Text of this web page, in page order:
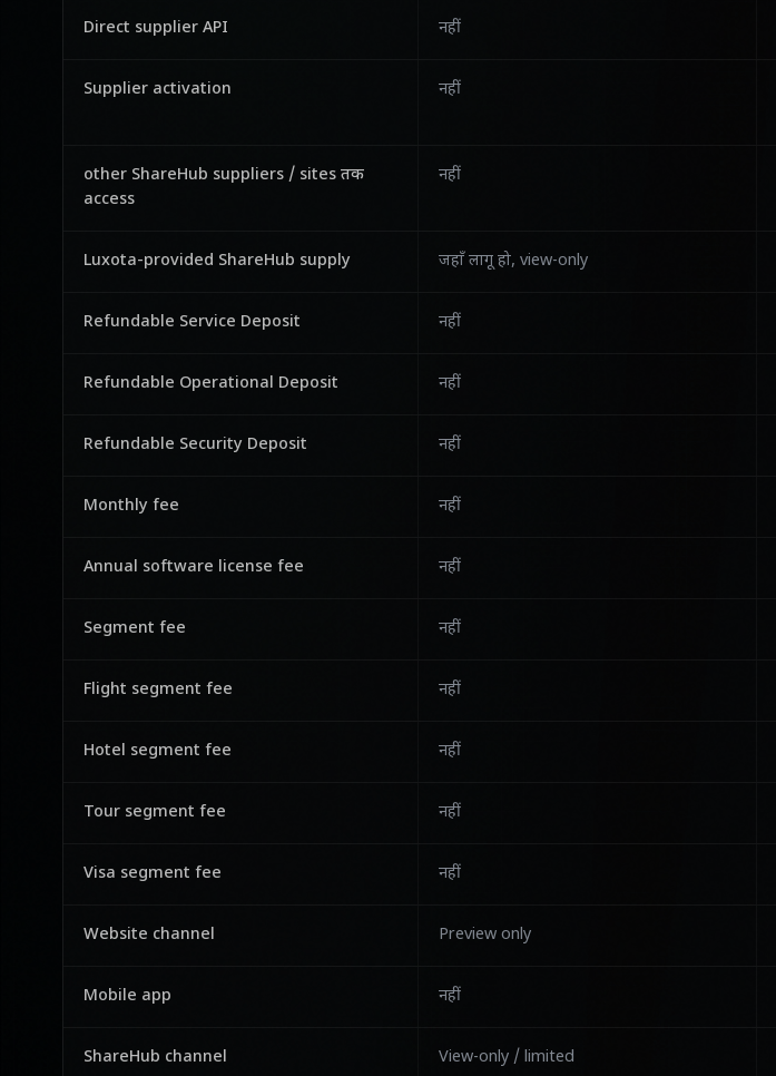
Direct supplier API नहीं
Supplier activation नहीं
other ShareHub suppliers / sites तक
access
नहीं
Luxota-provided ShareHub supply जहाँ लागू हो, view-only
Refundable Service Deposit नहीं
Refundable Operational Deposit नहीं
Refundable Security Deposit नहीं
Monthly fee नहीं
Annual software license fee नहीं
Segment fee नहीं
Flight segment fee नहीं
Hotel segment fee नहीं
Tour segment fee नहीं
Visa segment fee नहीं
Website channel Preview only
Mobile app नहीं
ShareHub channel View-only / limited